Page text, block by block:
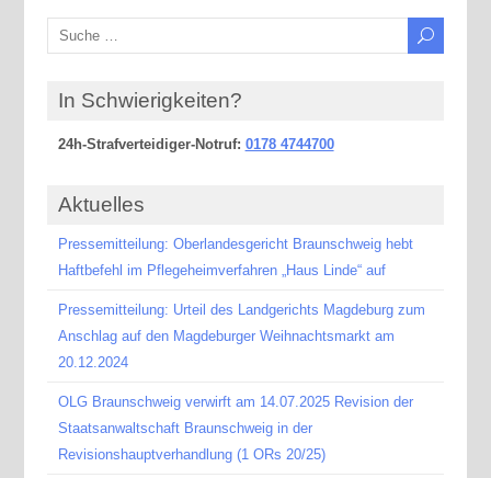
In Schwierigkeiten?
24h-Strafverteidiger-Notruf: 0178 4744700
Aktuelles
Pressemitteilung: Oberlandesgericht Braunschweig hebt
Haftbefehl im Pflegeheimverfahren „Haus Linde“ auf
Pressemitteilung: Urteil des Landgerichts Magdeburg zum
Anschlag auf den Magdeburger Weihnachtsmarkt am
20.12.2024
OLG Braunschweig verwirft am 14.07.2025 Revision der
Staatsanwaltschaft Braunschweig in der
Revisionshauptverhandlung (1 ORs 20/25)